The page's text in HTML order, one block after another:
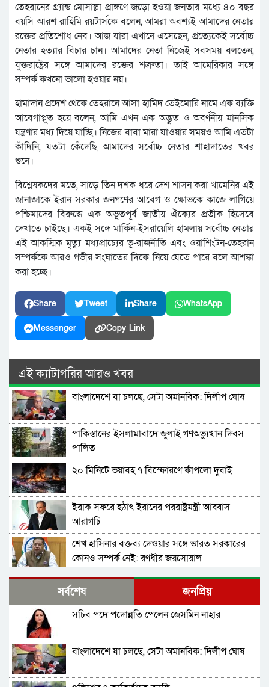
তেহরানের গ্র্যান্ড মোসাল্লা প্রাঙ্গণে জড়ো হওয়া জনতার মধ্যে ৪০ বছর
বয়সি আরশ রাহিমি রয়টার্সকে বলেন, আমরা অবশ্যই আমাদের নেতার
রক্তের প্রতিশোধ নেব। আজ যারা এখানে এসেছেন, প্রত্যেকেই সর্বোচ্চ
নেতার হত্যার বিচার চান। আমাদের নেতা নিজেই সবসময় বলতেন,
যুক্তরাষ্ট্রের সঙ্গে আমাদের রক্তের শত্রুতা। তাই আমেরিকার সঙ্গে
সম্পর্ক কখনো ভালো হওয়ার নয়।
হামাদান প্রদেশ থেকে তেহরানে আসা হামিদ তেইমোরি নামে এক ব্যক্তি
আবেগাপ্লুত হয়ে বলেন, আমি এখন এক অদ্ভুত ও অবর্ণনীয় মানসিক
যন্ত্রণার মধ্য দিয়ে যাচ্ছি। নিজের বাবা মারা যাওয়ার সময়ও আমি এতটা
কাঁদিনি, যতটা কেঁদেছি আমাদের সর্বোচ্চ নেতার শাহাদাতের খবর
শুনে।
বিশ্লেষকদের মতে, সাড়ে তিন দশক ধরে দেশ শাসন করা খামেনির এই
জানাজাকে ইরান সরকার জনগণের আবেগ ও ক্ষোভকে কাজে লাগিয়ে
পশ্চিমাদের বিরুদ্ধে এক অভূতপূর্ব জাতীয় ঐক্যের প্রতীক হিসেবে
দেখাতে চাইছে। একই সঙ্গে মার্কিন-ইসরায়েলি হামলায় সর্বোচ্চ নেতার
এই আকস্মিক মৃত্যু মধ্যপ্রাচ্যের ভূ-রাজনীতি এবং ওয়াশিংটন-তেহরান
সম্পর্ককে আরও গভীর সংঘাতের দিকে নিয়ে যেতে পারে বলে আশঙ্কা
করা হচ্ছে।
Share Tweet Share WhatsApp
Messenger Copy Link
এই ক্যাটাগরির আরও খবর
বাংলাদেশে যা চলছে, সেটা অমানবিক: দিলীপ ঘোষ
পাকিস্তানের ইসলামাবাদে জুলাই গণঅভ্যুত্থান দিবস
পালিত
২০ মিনিটে ভয়াবহ ৭ বিস্ফোরণে কাঁপলো দুবাই
ইরাক সফরে হঠাৎ ইরানের পররাষ্ট্রমন্ত্রী আব্বাস
আরাগচি
শেখ হাসিনার বক্তব্য দেওয়ার সঙ্গে ভারত সরকারের
কোনও সম্পর্ক নেই: রণধীর জয়সোয়াল
ভারত সীমান্তে ২৫০টি অত্যাধুনিক চীনা যুদ্ধযান
মোতায়েন করলো পাকিস্তান
শ্রীলঙ্কার কারাগারে আবার দাঙ্গা, পরিস্থিতিতে নিয়ন্ত্রণে
বাংলাদেশ থেকে আসা হিন্দু-বৌদ্ধ-খ্রিস্টানরা
সর্বশেষ জনপ্রিয়
সচিব পদে পদোন্নতি পেলেন জেসমিন নাহার
বাংলাদেশে যা চলছে, সেটা অমানবিক: দিলীপ ঘোষ